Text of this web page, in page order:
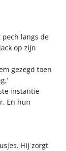
langs de
op zijn
gezegd toen
instantie
En hun
Hij zorgt